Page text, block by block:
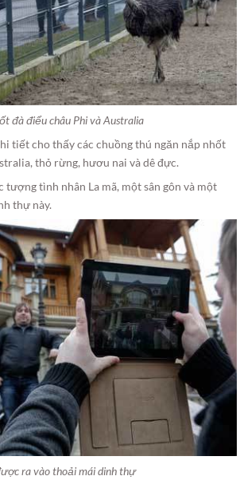
đà điểu châu Phi và Australia
tiết cho thấy các chuồng thú ngăn nắp nhốt
thỏ rừng, hươu nai và dê đực.
tượng tình nhân La mã, một sân gôn và một
thự này.
ra vào thoải mái dinh thự